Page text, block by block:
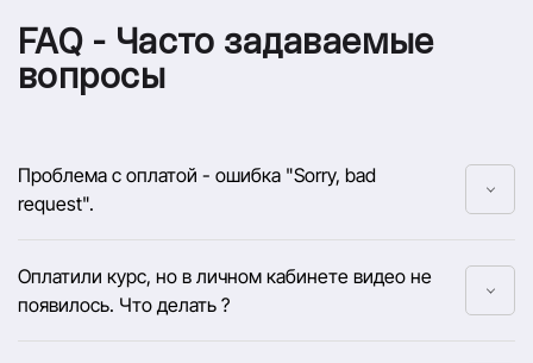
FAQ - Часто задаваемые
вопросы
Проблема с оплатой - ошибка "Sorry, bad
request".
Оплатили курс, но в личном кабинете видео не
появилось. Что делать ?